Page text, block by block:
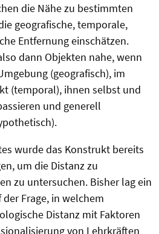
die Nähe zu bestimmten
geografische, temporale,
Entfernung einschätzen.
dann Objekten nahe, wenn
(geografisch), im
(temporal), ihnen selbst und
und generell
wurde das Konstrukt bereits
um die Distanz zu
zu untersuchen. Bisher lag ein
Frage, in welchem
Distanz mit Faktoren
von Lehrkräften